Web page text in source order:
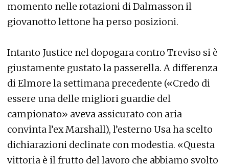
momento nelle rotazioni di Dalmasson il
giovanotto lettone ha perso posizioni.
Intanto Justice nel dopogara contro Treviso si è
giustamente gustato la passerella. A differenza
di Elmore la settimana precedente («Credo di
essere una delle migliori guardie del
campionato» aveva assicurato con aria
convinta l’ex Marshall), l’esterno Usa ha scelto
dichiarazioni declinate con modestia. «Questa
vittoria è il frutto del lavoro che abbiamo svolto